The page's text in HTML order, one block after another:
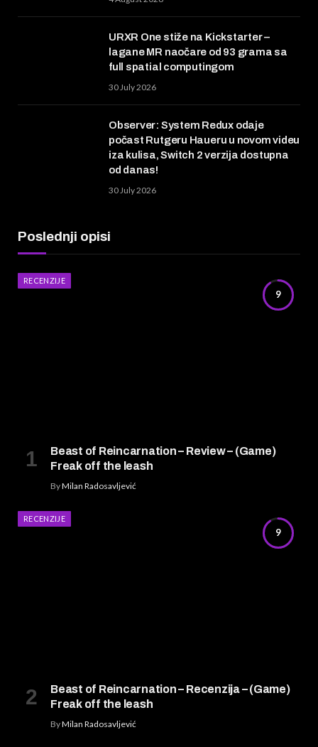
URXR One stiže na Kickstarter –
lagane MR naočare od 93 grama sa
full spatial computingom
30 July 2026
Observer: System Redux odaje
počast Rutgeru Haueru u novom videu
iza kulisa, Switch 2 verzija dostupna
od danas!
30 July 2026
Poslednji opisi
9
RECENZIJE
Beast of Reincarnation – Review – (Game)
Freak off the leash
ByMilan Radosavljević
9
RECENZIJE
Beast of Reincarnation – Recenzija – (Game)
Freak off the leash
ByMilan Radosavljević